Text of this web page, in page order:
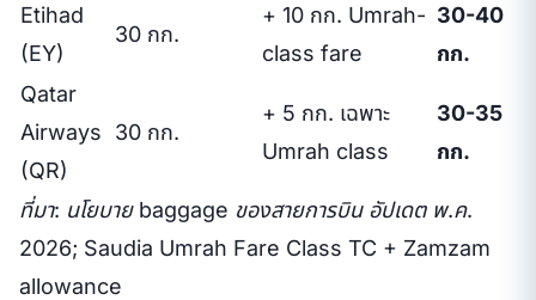
Etihad
(EY)
30 กก.
+ 10 กก. Umrah-
class fare
30-40
กก.
Qatar
Airways
(QR)
30 กก.
+ 5 กก. เฉพาะ
Umrah class
30-35
กก.
ที่มา: นโยบาย baggage ของสายการบิน อัปเดต พ.ค.
2026; Saudia Umrah Fare Class TC + Zamzam
allowance